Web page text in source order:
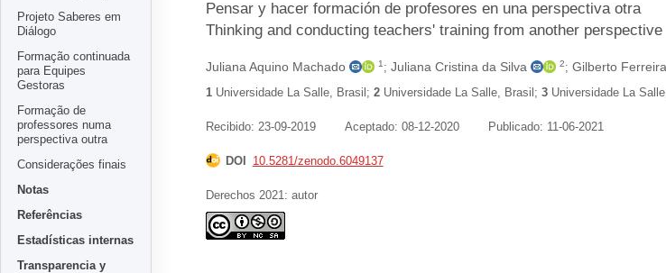
Projeto Saberes em
Diálogo
Formação continuada
para Equipes
Gestoras
Formação de
professores numa
perspectiva outra
Considerações finais
Notas
Referências
Estadísticas internas
Transparencia y
Pensar y hacer formación de profesores en una perspectiva otra
Thinking and conducting teachers' training from another perspective
Juliana Aquino Machado 1 ; Juliana Cristina da Silva 2; Gilberto
1 Universidade La Salle, Brasil ; 2 Universidade La Salle, Brasil ; 3 Universidade La Salle
Recibido: 23-09-2019 Aceptado: 08-12-2020 Publicado: 11-06-2021
DOI 10.5281/zenodo.6049137
Derechos 2021: autor